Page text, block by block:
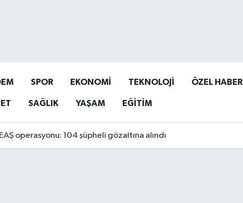
SPOR EKONOMİ TEKNOLOJİ ÖZEL HABER
SAĞLIK YAŞAM EĞİTİM
operasyonu: 104 şüpheli gözaltına alındı